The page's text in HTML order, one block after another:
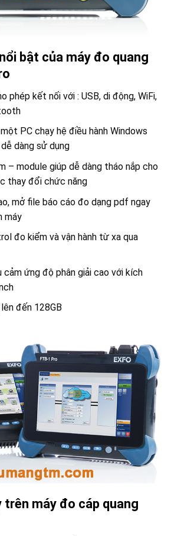
bật của máy đo quang
phép kết nối với : USB, di động, WiFi,
PC chạy hệ điều hành Windows
dàng sử dụng
– module giúp dễ dàng tháo nắp cho
thay đổi chức năng
mở file báo cáo đo dạng pdf ngay
máy
đo kiểm và vận hành từ xa qua
cảm ứng độ phân giải cao với kích
đến 128GB
trên máy đo cáp quang